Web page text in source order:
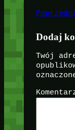
Dodaj
Twój